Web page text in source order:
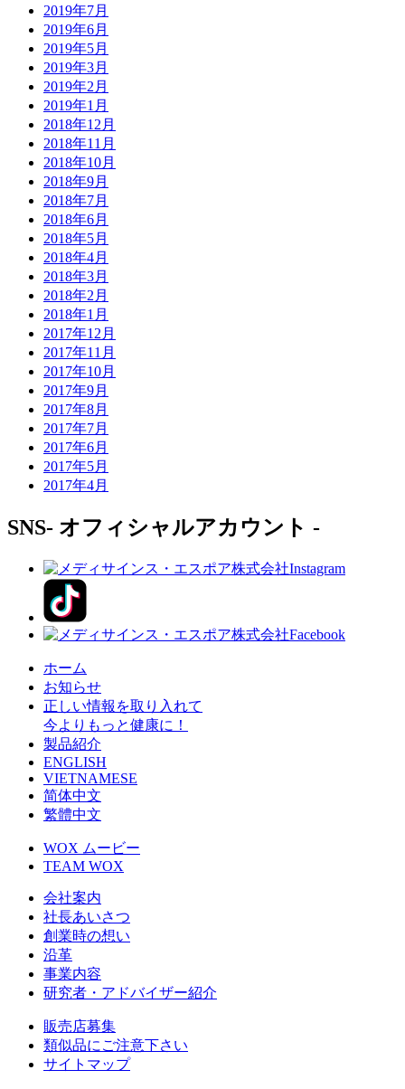
2019年7月
2019年6月
2019年5月
2019年3月
2019年2月
2019年1月
2018年12月
2018年11月
2018年10月
2018年9月
2018年7月
2018年6月
2018年5月
2018年4月
2018年3月
2018年2月
2018年1月
2017年12月
2017年11月
2017年10月
2017年9月
2017年8月
2017年7月
2017年6月
2017年5月
2017年4月
SNS- オフィシャルアカウント -
ホーム
お知らせ
正しい情報を取り入れて
今よりもっと健康に！
製品紹介
ENGLISH
VIETNAMESE
简体中文
繁體中文
WOX ムービー
TEAM WOX
会社案内
社長あいさつ
創業時の想い
沿革
事業内容
研究者・アドバイザー紹介
販売店募集
類似品にご注意下さい
サイトマップ